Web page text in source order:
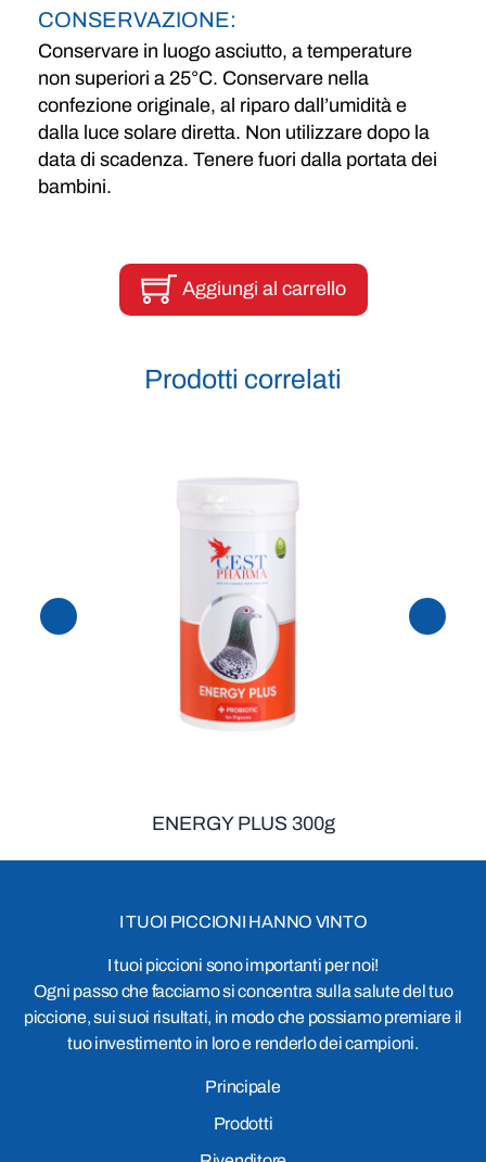
CONSERVAZIONE:
Conservare in luogo asciutto, a temperature
non superiori a 25°C. Conservare nella
confezione originale, al riparo dall’umidità e
dalla luce solare diretta. Non utilizzare dopo la
data di scadenza. Tenere fuori dalla portata dei
bambini.
Aggiungi al carrello
Prodotti correlati
ENERGY PLUS 300g
I TUOI PICCIONI HANNO VINTO
I tuoi piccioni sono importanti per noi!
Ogni passo che facciamo si concentra sulla salute del tuo
piccione, sui suoi risultati, in modo che possiamo premiare il
tuo investimento in loro e renderlo dei campioni.
Principale
Prodotti